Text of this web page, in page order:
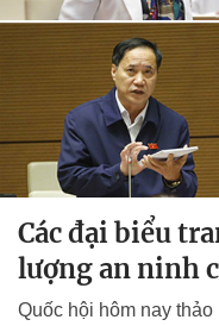
Các đại biểu
lượng an ninh
Quốc hội hôm nay